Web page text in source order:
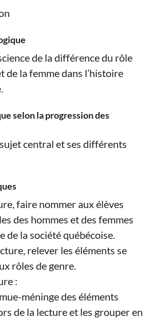
de la différence du rôle
de la femme dans l’histoire
selon la progression des
central et ses différents
faire nommer aux élèves
des hommes et des femmes
de la société québécoise.
relever les éléments se
rôles de genre.
:
méninge des éléments
de la lecture et les grouper en